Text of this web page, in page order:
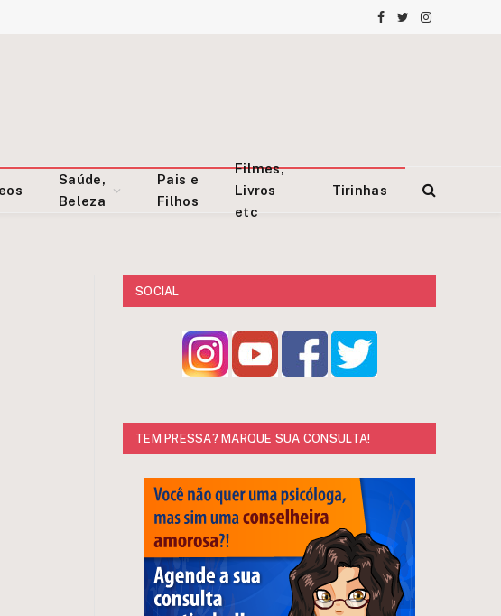
Facebook
TwitterInstagram
Saúde,
Beleza
Pais e
Filhos
Filmes,
Livros
etc
Tirinhas
SOCIAL
TEM PRESSA? MARQUE SUA CONSULTA!